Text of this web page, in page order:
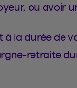
ou avoir
la durée de
retraite